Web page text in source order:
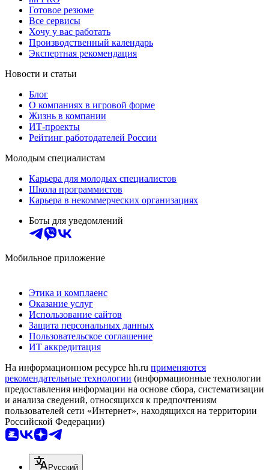
Готовое резюме
Все сервисы
Хочу у вас работать
Производственный календарь
Экспертная рекомендация
Новости и статьи
Блог
О компаниях в игровой форме
Жизнь в компании
ИТ-проекты
Рейтинг работодателей России
Молодым специалистам
Карьера для молодых специалистов
Школа программистов
Карьера в некоммерческих организациях
Боты для уведомлений
Мобильное приложение
Этика и комплаенс
Оказание услуг
Использование сайтов
Защита персональных данных
Пользовательское соглашение
ИТ аккредитация
На информационном ресурсе hh.ru применяются
рекомендательные технологии (информационные технологии
предоставления информации на основе сбора, систематизации
и анализа сведений, относящихся к предпочтениям
пользователей сети «Интернет», находящихся на территории
Российской Федерации)
Русский